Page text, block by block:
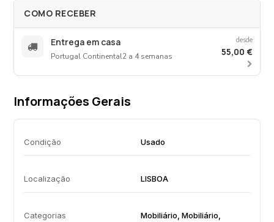
COMO RECEBER
Entrega em casa
Portugal Continental2 a 4 semanas
desde
55,00 €
Informações Gerais
Condição Usado
Localização LISBOA
Categorias
Mobiliário, Mobiliário,